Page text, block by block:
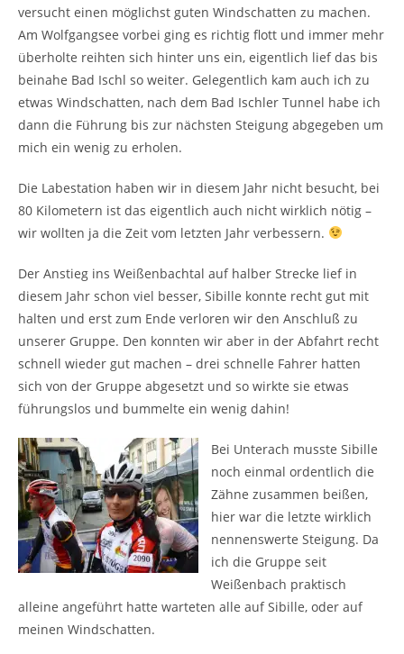
versucht einen möglichst guten Windschatten zu machen.
Am Wolfgangsee vorbei ging es richtig flott und immer mehr
überholte reihten sich hinter uns ein, eigentlich lief das bis
beinahe Bad Ischl so weiter. Gelegentlich kam auch ich zu
etwas Windschatten, nach dem Bad Ischler Tunnel habe ich
dann die Führung bis zur nächsten Steigung abgegeben um
mich ein wenig zu erholen.
Die Labestation haben wir in diesem Jahr nicht besucht, bei
80 Kilometern ist das eigentlich auch nicht wirklich nötig –
wir wollten ja die Zeit vom letzten Jahr verbessern.
Der Anstieg ins Weißenbachtal auf halber Strecke lief in
diesem Jahr schon viel besser, Sibille konnte recht gut mit
halten und erst zum Ende verloren wir den Anschluß zu
unserer Gruppe. Den konnten wir aber in der Abfahrt recht
schnell wieder gut machen – drei schnelle Fahrer hatten
sich von der Gruppe abgesetzt und so wirkte sie etwas
führungslos und bummelte ein wenig dahin!
Bei Unterach musste Sibille
noch einmal ordentlich die
Zähne zusammen beißen,
hier war die letzte wirklich
nennenswerte Steigung. Da
ich die Gruppe seit
Weißenbach praktisch
alleine angeführt hatte warteten alle auf Sibille, oder auf
meinen Windschatten.